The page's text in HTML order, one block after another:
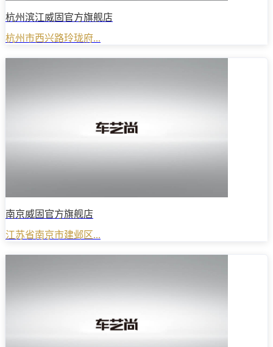
杭州滨江威固官方旗舰店
杭州市西兴路玲珑府...
南京威固官方旗舰店
江苏省南京市建邺区...